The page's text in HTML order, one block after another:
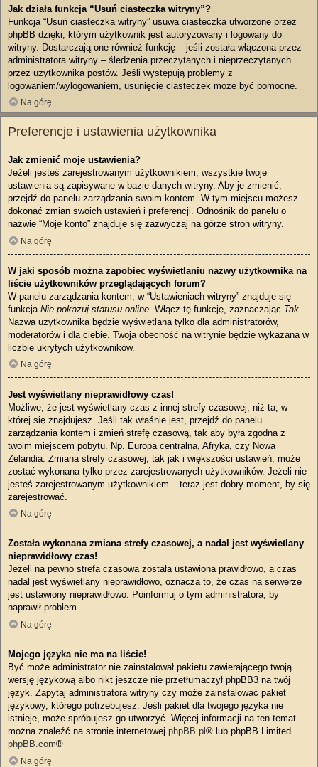
Jak działa funkcja “Usuń ciasteczka witryny”?
Funkcja “Usuń ciasteczka witryny” usuwa ciasteczka utworzone przez
phpBB dzięki, którym użytkownik jest autoryzowany i logowany do
witryny. Dostarczają one również funkcję – jeśli została włączona przez
administratora witryny – śledzenia przeczytanych i nieprzeczytanych
przez użytkownika postów. Jeśli występują problemy z
logowaniem/wylogowaniem, usunięcie ciasteczek może być pomocne.
Na górę
Preferencje i ustawienia użytkownika
Jak zmienić moje ustawienia?
Jeżeli jesteś zarejestrowanym użytkownikiem, wszystkie twoje
ustawienia są zapisywane w bazie danych witryny. Aby je zmienić,
przejdź do panelu zarządzania swoim kontem. W tym miejscu możesz
dokonać zmian swoich ustawień i preferencji. Odnośnik do panelu o
nazwie “Moje konto” znajduje się zazwyczaj na górze stron witryny.
Na górę
W jaki sposób można zapobiec wyświetlaniu nazwy użytkownika na
liście użytkowników przeglądających forum?
W panelu zarządzania kontem, w “Ustawieniach witryny” znajduje się
funkcja Nie pokazuj statusu online . Włącz tę funkcję, zaznaczając Tak
Nazwa użytkownika będzie wyświetlana tylko dla administratorów,
moderatorów i dla ciebie. Twoja obecność na witrynie będzie wykazana w
liczbie ukrytych użytkowników.
Na górę
Jest wyświetlany nieprawidłowy czas!
Możliwe, że jest wyświetlany czas z innej strefy czasowej, niż ta, w
której się znajdujesz. Jeśli tak właśnie jest, przejdź do panelu
zarządzania kontem i zmień strefę czasową, tak aby była zgodna z
twoim miejscem pobytu. Np. Europa centralna, Afryka, czy Nowa
Zelandia. Zmiana strefy czasowej, tak jak i większości ustawień, może
zostać wykonana tylko przez zarejestrowanych użytkowników. Jeżeli nie
jesteś zarejestrowanym użytkownikiem – teraz jest dobry moment, by się
zarejestrować.
Na górę
Została wykonana zmiana strefy czasowej, a nadal jest wyświetlany
nieprawidłowy czas!
Jeżeli na pewno strefa czasowa została ustawiona prawidłowo, a czas
nadal jest wyświetlany nieprawidłowo, oznacza to, że czas na serwerze
jest ustawiony nieprawidłowo. Poinformuj o tym administratora, by
naprawił problem.
Na górę
Mojego języka nie ma na liście!
Być może administrator nie zainstalował pakietu zawierającego twoją
wersję językową albo nikt jeszcze nie przetłumaczył phpBB3 na twój
język. Zapytaj administratora witryny czy może zainstalować pakiet
językowy, którego potrzebujesz. Jeśli pakiet dla twojego języka nie
istnieje, może spróbujesz go utworzyć. Więcej informacji na ten temat
można znaleźć na stronie internetowej phpBB.pl ® lub phpBB Limited
phpBB.com®
Na górę